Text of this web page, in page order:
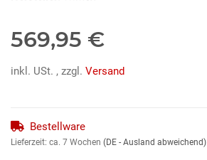
569,95 €
inkl. USt. , zzgl. Versand
Bestellware
Lieferzeit: ca. 7 Wochen (DE - Ausland abweichend)